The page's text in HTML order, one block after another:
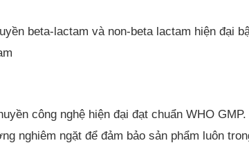
beta-lactam và non-beta lactam hiện đại
công nghệ hiện đại đạt chuẩn WHO
nghiêm ngặt để đảm bảo sản phẩm luôn